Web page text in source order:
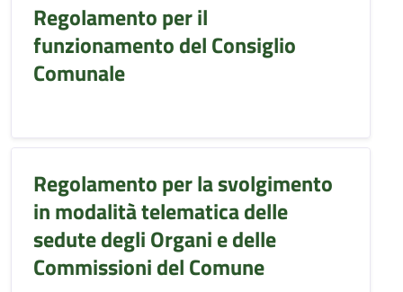
Regolamento per il
funzionamento del Consiglio
Comunale
Regolamento per la svolgimento
in modalità telematica delle
sedute degli Organi e delle
Commissioni del Comune